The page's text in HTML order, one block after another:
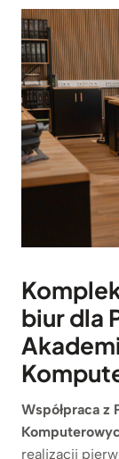
biur dla
Współpraca z
realizacji